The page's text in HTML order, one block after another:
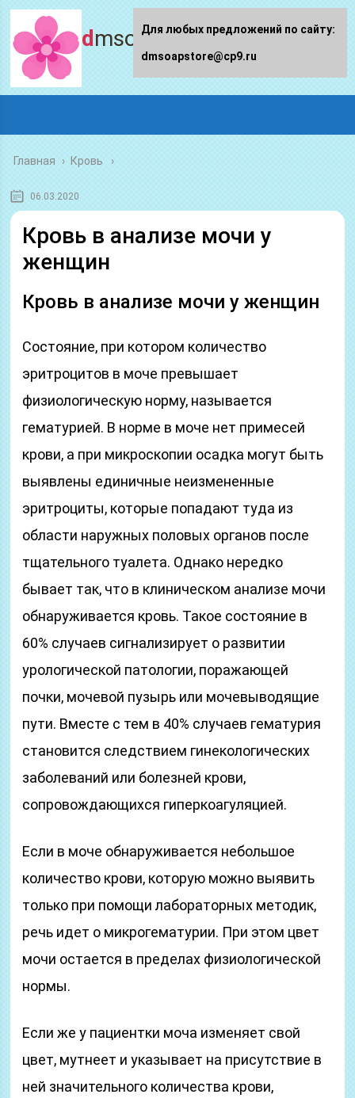
dmsoapstore.ru
Главная › Кровь
06.03.2020
Кровь в анализе мочи у
женщин
Кровь в анализе мочи у женщин
Состояние, при котором количество
эритроцитов в моче превышает
физиологическую норму, называется
гематурией. В норме в моче нет примесей
крови, а при микроскопии осадка могут быть
выявлены единичные неизмененные
эритроциты, которые попадают туда из
области наружных половых органов после
тщательного туалета. Однако нередко
бывает так, что в клиническом анализе мочи
обнаруживается кровь. Такое состояние в
60% случаев сигнализирует о развитии
урологической патологии, поражающей
почки, мочевой пузырь или мочевыводящие
пути. Вместе с тем в 40% случаев гематурия
становится следствием гинекологических
заболеваний или болезней крови,
сопровождающихся гиперкоагуляцией.
Если в моче обнаруживается небольшое
количество крови, которую можно выявить
только при помощи лабораторных методик,
речь идет о микрогематурии. При этом цвет
мочи остается в пределах физиологической
нормы.
Если же у пациентки моча изменяет свой
цвет, мутнеет и указывает на присутствие в
ней значительного количества крови,
Для любых предложений по сайту:
dmsoapstore@cp9.ru